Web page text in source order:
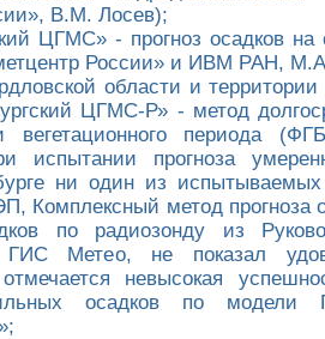
В.М. Лосев);
ЦГМС» - прогноз осадков на
России» и ИВМ РАН,
области и территории
ЦГМС-Р» - метод
вегетационного периода
испытании прогноза
ни один из
Комплексный метод прогноза
по радиозонду из
Метео, не показал
невысокая
осадков по